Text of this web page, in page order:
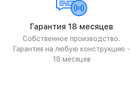
Гарантия 18 месяцев
Собственное производство.
Гарантия на любую конструкцию -
18 месяцев